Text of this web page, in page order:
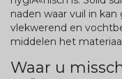
naden waar vuil in
vlekwerend en
middelen het
Waar u